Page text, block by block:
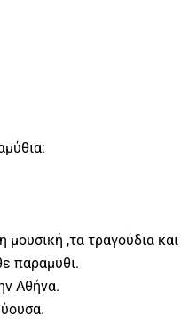
,τα τραγούδια
παραμύθι.
Αθήνα.